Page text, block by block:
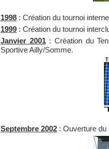
1998 : Création du tournoi
1999 : Création du tournoi
Janvier 2001: Création du
Sportive Ailly/Somme.
Septembre 2002 : Ouverture